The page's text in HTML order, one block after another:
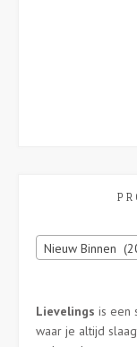
Nieuw Binnen
Lievelings is een
waar je altijd